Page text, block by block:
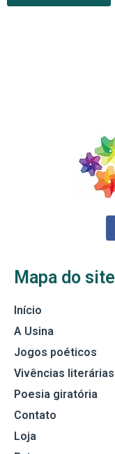
Mapa do site
Início
A Usina
Jogos poéticos
Vivências literárias
Poesia giratória
Contato
Loja